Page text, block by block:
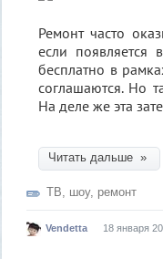
Ремонт часто
если появляется
бесплатно в
соглашаются. Но
На деле же эта
Читать дальше »
ТВ, шоу, ремонт
Vendetta 18 января